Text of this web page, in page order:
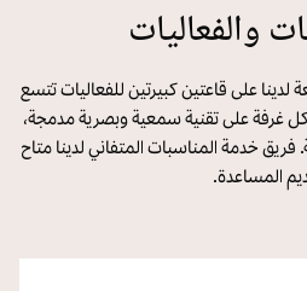
والفعاليات
على قاعتين كبيرتين للفعاليات تتسع
إلى 840. تحتوي كل غرفة على تقنية سمعية وبصرية مدمجة،
خدمة المناسبات المتفاني لدينا متاح
المساعدة.